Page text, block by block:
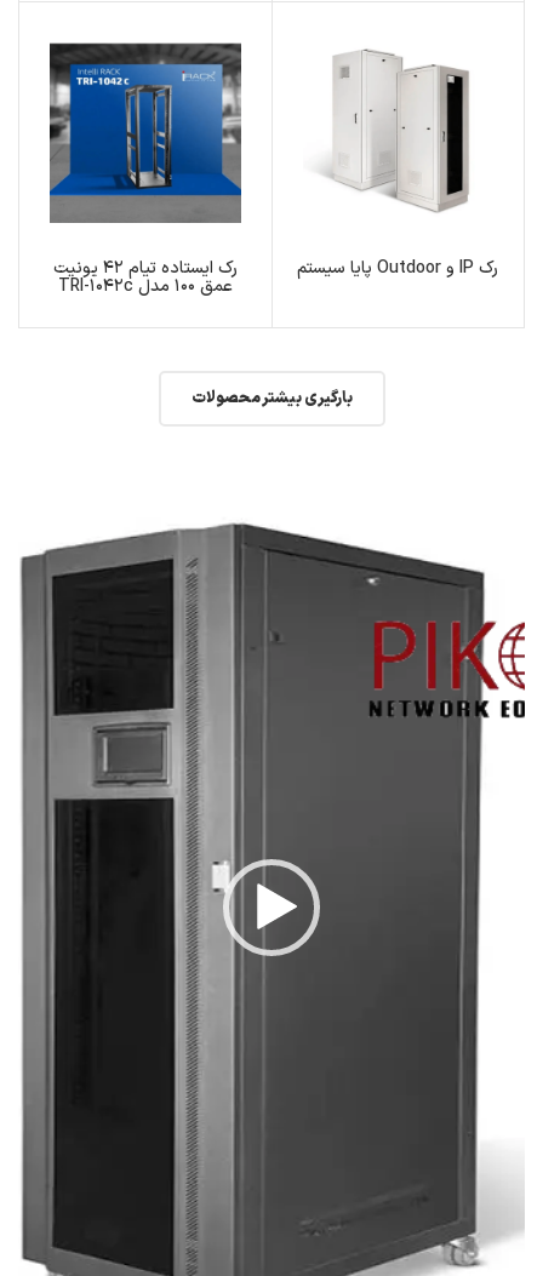
رک IP و Outdoor پایا سیستم رک ایستاده تیام 42 یونیت
عمق 100 مدل TRI-1042c
بارگیری بیشتر محصولات